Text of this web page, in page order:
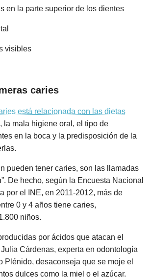
en la parte superior de los dientes
visibles
caries
está relacionada con las dietas
, la mala higiene oral, el tipo de
en la boca y la predisposición de la
pueden tener caries, son las llamadas
De hecho, según la Encuesta Nacional
por el INE, en 2011-2012, más de
0 y 4 años tiene caries,
niños.
por ácidos que atacan el
Cárdenas, experta en odontología
Plénido, desaconseja que se moje el
dulces como la miel o el azúcar.